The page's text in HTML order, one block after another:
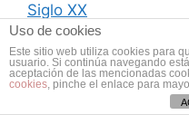
Siglo XX
Actualidad
Uso de cookies
Este sitio web utiliza cookies para
usuario. Si continúa navegando
aceptación de las mencionadas
cookies, pinche el enlace para